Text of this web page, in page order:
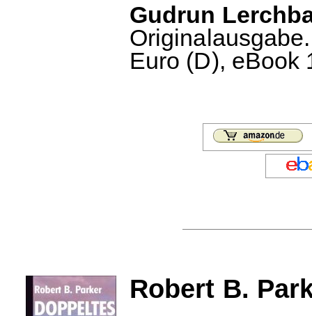
Gudrun
Euro (D), eBook
Robert B.